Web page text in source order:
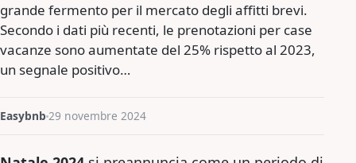
grande fermento per il mercato degli affitti brevi.
Secondo i dati più recenti, le prenotazioni per case
vacanze sono aumentate del 25% rispetto al 2023,
un segnale positivo…
Easybnb 29 novembre 2024